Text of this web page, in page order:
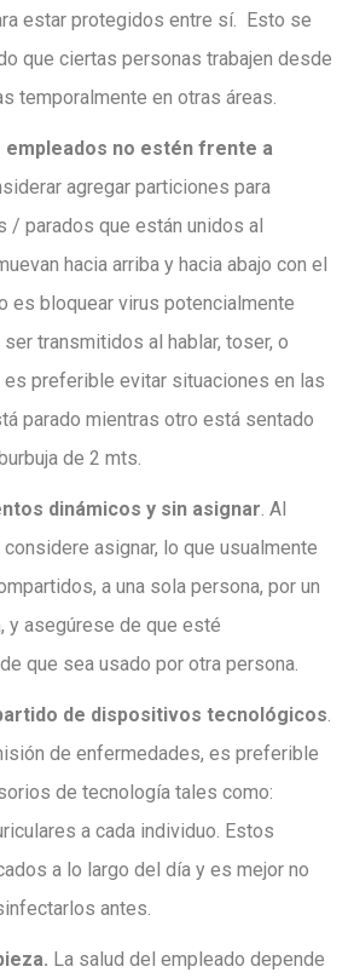
estar protegidos entre sí. Esto se
que ciertas personas trabajen desde
temporalmente en otras áreas.
empleados no estén frente a
agregar particiones para
/ parados que están unidos al
hacia arriba y hacia abajo con el
es bloquear virus potencialmente
transmitidos al hablar, toser, o
es preferible evitar situaciones en las
parado mientras otro está sentado
de 2 mts.
dinámicos y sin asignar. Al
asignar, lo que usualmente
a una sola persona, por un
y asegúrese de que esté
que sea usado por otra persona.
de dispositivos tecnológicos.
de enfermedades, es preferible
de tecnología tales como:
a cada individuo. Estos
a lo largo del día y es mejor no
antes.
La salud del empleado depende